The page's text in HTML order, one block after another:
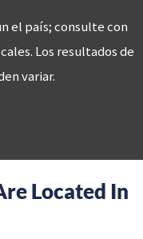
el país; consulte con
Los resultados de
variar.
Located In